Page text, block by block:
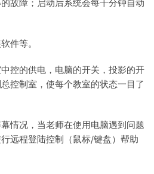
故障；启动后系统会每十分钟自动
件等。
控的供电，电脑的开关，投影的开
控制室，使每个教室的状态一目了
情况，当老师在使用电脑遇到问题
远程登陆控制（鼠标/键盘）帮助